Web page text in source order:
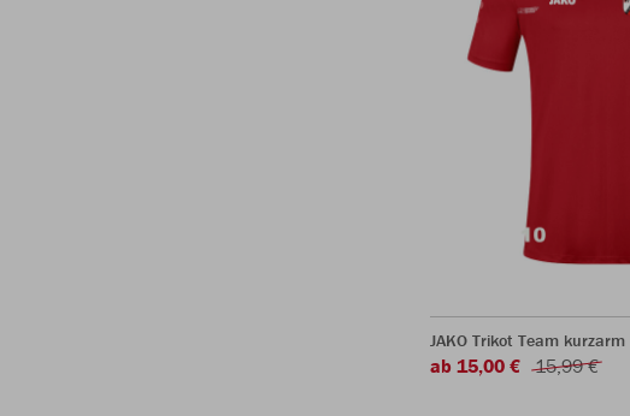
JAKO Trikot Team kurzarm
ab 15,00 € 15,99 €